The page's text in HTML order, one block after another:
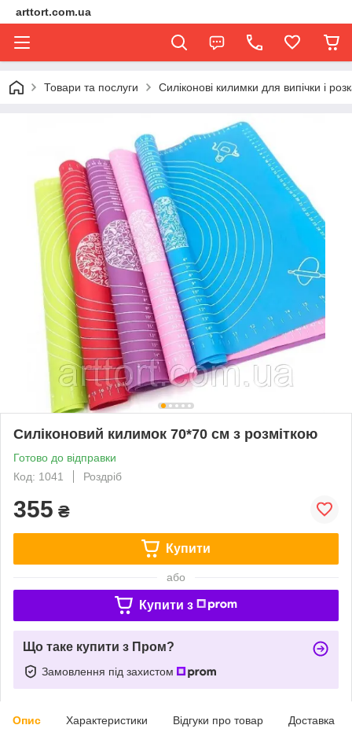
arttort.com.ua
Товари та послуги Силіконові килимки для випічки і
Силіконовий килимок 70*70 см з розміткою
Готово до відправки
Код: 1041
Роздріб
355 ₴
Купити
або
Купити з
Що таке купити з Пром?
Замовлення під захистом
Опис Характеристики Відгуки про товар Доставка